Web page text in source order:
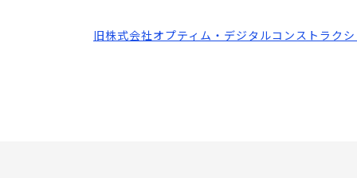
旧株式会社オプティム・デジタルコンストラク